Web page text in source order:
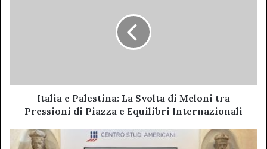
Pressioni
Piazza
Equilibri
Internazionali
Italia e Palestina: La Svolta di Meloni tra
Pressioni di Piazza e Equilibri Internazionali
L’ABRUZZO
AQUILANO